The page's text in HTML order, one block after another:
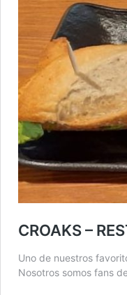
CROAKS –
Uno de nuestros
Nosotros somos fans